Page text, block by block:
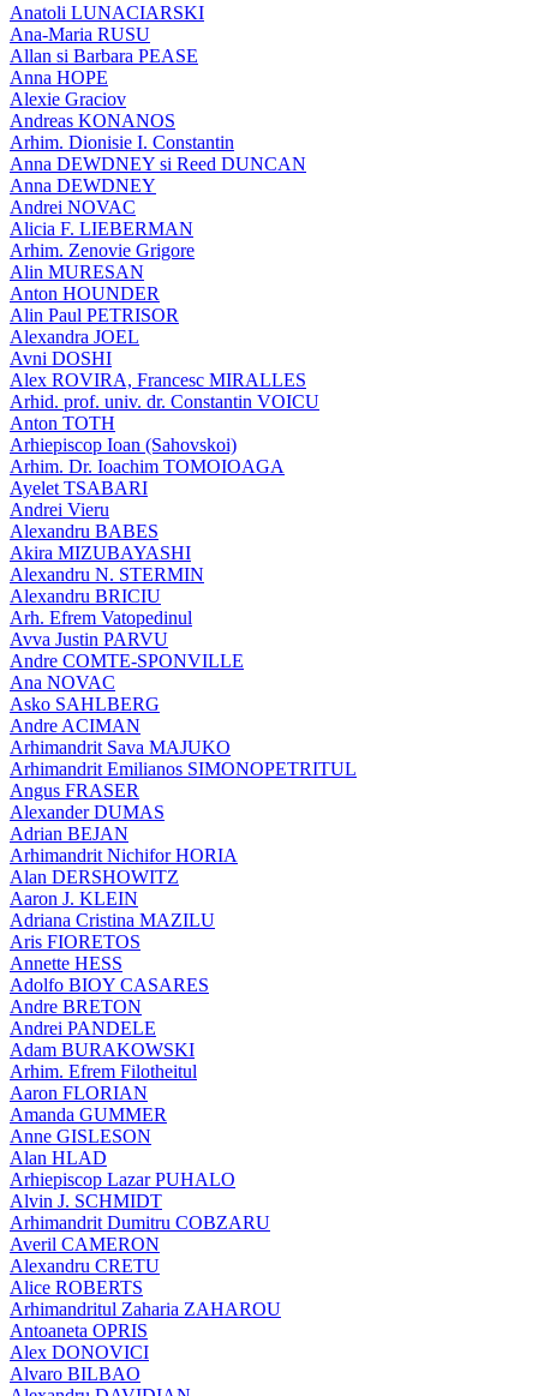
Anatoli LUNACIARSKI
Ana-Maria RUSU
Allan si Barbara PEASE
Anna HOPE
Alexie Graciov
Andreas KONANOS
Arhim. Dionisie I. Constantin
Anna DEWDNEY si Reed DUNCAN
Anna DEWDNEY
Andrei NOVAC
Alicia F. LIEBERMAN
Arhim. Zenovie Grigore
Alin MURESAN
Anton HOUNDER
Alin Paul PETRISOR
Alexandra JOEL
Avni DOSHI
Alex ROVIRA, Francesc MIRALLES
Arhid. prof. univ. dr. Constantin VOICU
Anton TOTH
Arhiepiscop Ioan (Sahovskoi)
Arhim. Dr. Ioachim TOMOIOAGA
Ayelet TSABARI
Andrei Vieru
Alexandru BABES
Akira MIZUBAYASHI
Alexandru N. STERMIN
Alexandru BRICIU
Arh. Efrem Vatopedinul
Avva Justin PARVU
Andre COMTE-SPONVILLE
Ana NOVAC
Asko SAHLBERG
Andre ACIMAN
Arhimandrit Sava MAJUKO
Arhimandrit Emilianos SIMONOPETRITUL
Angus FRASER
Alexander DUMAS
Adrian BEJAN
Arhimandrit Nichifor HORIA
Alan DERSHOWITZ
Aaron J. KLEIN
Adriana Cristina MAZILU
Aris FIORETOS
Annette HESS
Adolfo BIOY CASARES
Andre BRETON
Andrei PANDELE
Adam BURAKOWSKI
Arhim. Efrem Filotheitul
Aaron FLORIAN
Amanda GUMMER
Anne GISLESON
Alan HLAD
Arhiepiscop Lazar PUHALO
Alvin J. SCHMIDT
Arhimandrit Dumitru COBZARU
Averil CAMERON
Alexandru CRETU
Alice ROBERTS
Arhimandritul Zaharia ZAHAROU
Antoaneta OPRIS
Alex DONOVICI
Alvaro BILBAO